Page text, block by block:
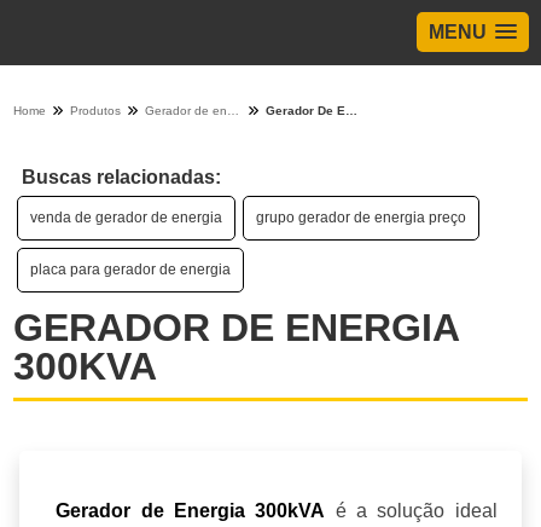
MENU
Home Produtos
Buscas relacionadas:
venda de gerador de energia grupo gerador de energia preço
placa para gerador de energia
GERADOR DE ENERGIA
300KVA
Gerador de Energia 300kVA é a solução ideal